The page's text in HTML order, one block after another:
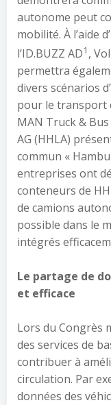
autonome peut
mobilité. À l’aide
l’ID.BUZZ AD1 ,
permettra
divers scénarios
pour le transport
MAN Truck &
AG (HHLA)
commun «
entreprises ont
conteneurs de
de camions
possible dans le
intégrés
Le partage de
et efficace
Lors du Congrès
des services de
contribuer à
circulation. Par
données des